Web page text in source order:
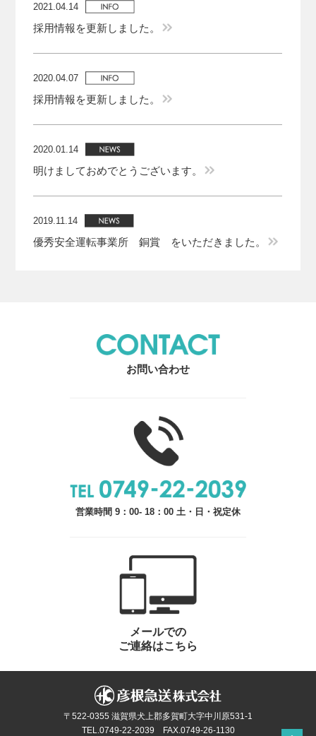
2021.04.14
採用情報を更新しました。
2020.04.07
採用情報を更新しました。
2020.01.14
明けましておめでとうございます。
2019.11.14
優秀安全運転事業所 銅賞 をいただきました。
お問い合わせ
営業時間 9：00- 18：00 土・日・祝定休
メールでの
ご連絡はこちら
〒522-0355 滋賀県犬上郡多賀町大字中川原531-1
TEL.0749-22-2039 FAX.0749-26-1130